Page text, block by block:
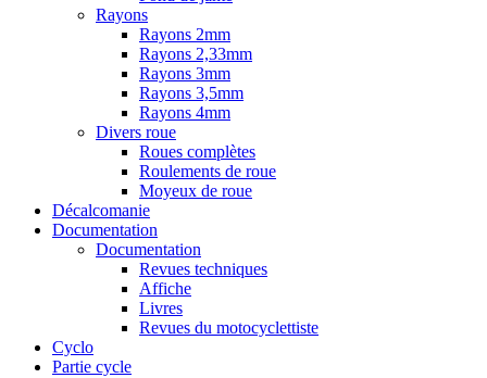
Rayons
Rayons 2mm
Rayons 2,33mm
Rayons 3mm
Rayons 3,5mm
Rayons 4mm
Divers roue
Roues complètes
Roulements de roue
Moyeux de roue
Décalcomanie
Documentation
Documentation
Revues techniques
Affiche
Livres
Revues du motocyclettiste
Cyclo
Partie cycle